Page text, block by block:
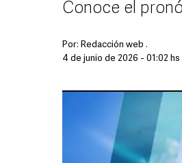
Conoce el
Por: Redacción web .
4 de junio de 2026 - 01:02 hs